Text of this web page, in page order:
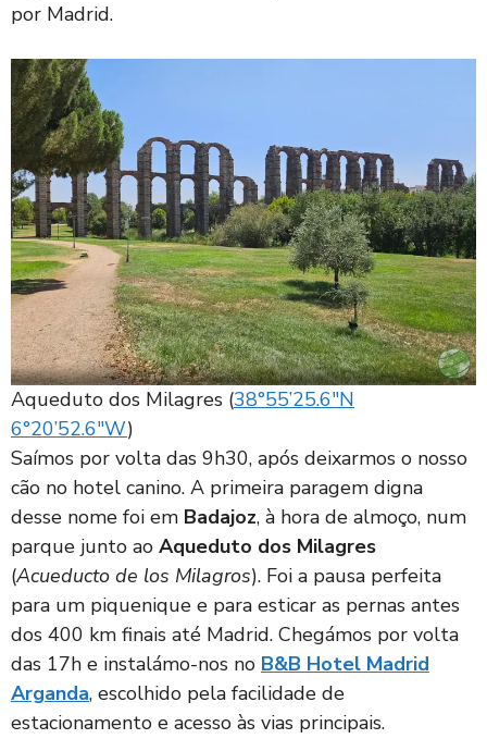
por Madrid.
Aqueduto dos Milagres (38°55’25.6″N
6°20’52.6″W)
Saímos por volta das 9h30, após deixarmos o nosso
cão no hotel canino. A primeira paragem digna
desse nome foi em Badajoz, à hora de almoço, num
parque junto ao Aqueduto dos Milagres
(Acueducto de los Milagros). Foi a pausa perfeita
para um piquenique e para esticar as pernas antes
dos 400 km finais até Madrid. Chegámos por volta
das 17h e instalámo-nos no B&B Hotel Madrid
Arganda, escolhido pela facilidade de
estacionamento e acesso às vias principais.